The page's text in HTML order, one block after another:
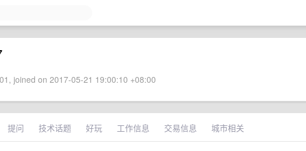
joined on 2017-05-21 19:00:10 +08:00
提问 技术话题 好玩 工作信息 交易信息 城市相关